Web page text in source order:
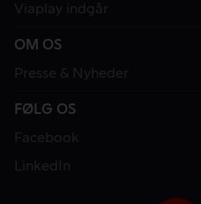
Viaplay indgår
OM OS
Presse & Nyheder
FØLG OS
Facebook
LinkedIn